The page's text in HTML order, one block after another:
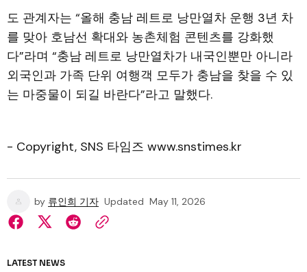
도 관계자는 “올해 충남 레트로 낭만열차 운행 3년 차
를 맞아 호남선 확대와 농촌체험 콘텐츠를 강화했
다”라며 “충남 레트로 낭만열차가 내국인뿐만 아니라
외국인과 가족 단위 여행객 모두가 충남을 찾을 수 있
는 마중물이 되길 바란다”라고 말했다.
- Copyright, SNS 타임즈 www.snstimes.kr
by 류인희 기자 Updated May 11, 2026
LATEST NEWS